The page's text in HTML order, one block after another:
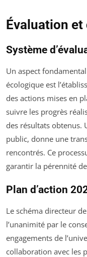
Évaluation
Système
Un aspect
écologique est
des actions mises en
suivre les progrès
des résultats obtenus.
public, donne une
rencontrés. Ce
garantir la pérennité
Plan d’action
Le schéma directeur
l’unanimité par le
engagements de
collaboration avec les